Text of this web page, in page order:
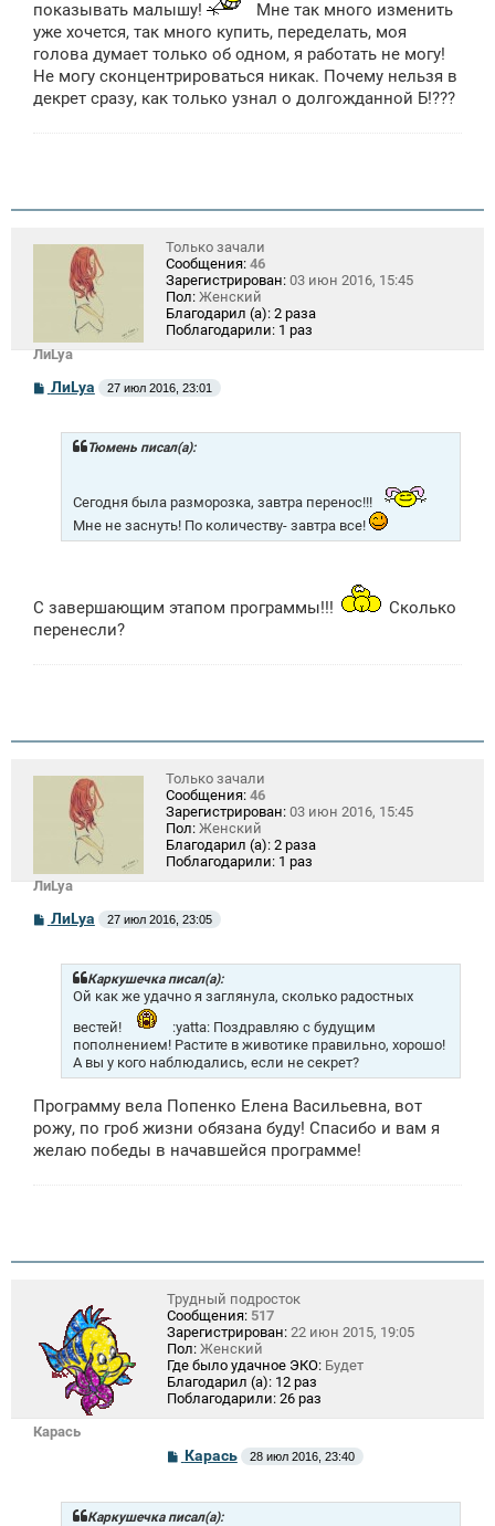
показывать малышу!
Мне так много изменить
уже хочется, так много купить, переделать, моя
голова думает только об одном, я работать не могу!
Не могу сконцентрироваться никак. Почему нельзя в
декрет сразу, как только узнал о долгожданной Б!???
ЛиLya
Только зачали
Сообщения: 46
Зарегистрирован: 03 июн 2016, 15:45
Пол: Женский
Благодарил (а): 2 раза
Поблагодарили: 1 раз
С
о
ЛиLya 27 июл 2016, 23:01
Тюмень писал(а):
Сегодня была разморозка, завтра перенос!!!
Мне не заснуть! По количеству- завтра все!
С завершающим этапом программы!!!
Сколько
перенесли?
ЛиLya
Только зачали
Сообщения: 46
Зарегистрирован: 03 июн 2016, 15:45
Пол: Женский
Благодарил (а): 2 раза
Поблагодарили: 1 раз
С
о
ЛиLya 27 июл 2016, 23:05
Каркушечка писал(а):
Ой как же удачно я заглянула, сколько радостных
вестей!
:yatta: Поздравляю с будущим
пополнением! Растите в животике правильно, хорошо!
А вы у кого наблюдались, если не секрет?
Программу вела Попенко Елена Васильевна, вот
рожу, по гроб жизни обязана буду! Спасибо и вам я
желаю победы в начавшейся программе!
Карась
Трудный подросток
Сообщения: 517
Зарегистрирован: 22 июн 2015, 19:05
Пол: Женский
Где было удачное ЭКО: Будет
Благодарил (а): 12 раз
Поблагодарили: 26 раз
С
о
б
щ
Карась 28 июл 2016, 23:40
Каркушечка писал(а):